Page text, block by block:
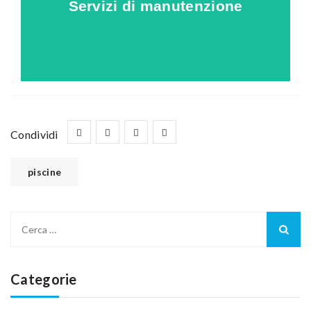
Servizi di manutenzione
scopri come proteggere la tua
Condividi
piscine
Categorie